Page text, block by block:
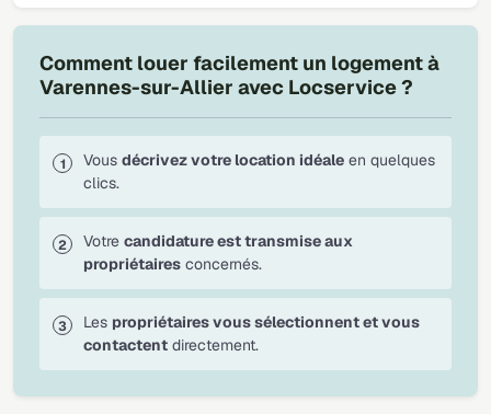
Comment louer facilement un logement à
Varennes-sur-Allier avec Locservice ?
Vous décrivez votre location idéale en quelques
clics.
Votre candidature est transmise aux
propriétaires concernés.
Les propriétaires vous sélectionnent et vous
contactent directement.